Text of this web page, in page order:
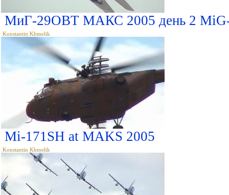
МиГ-29ОВТ МАКС 2005 день 2
Konstantin Khmelik
Mi-171SH at MAKS 2005
Konstantin Khmelik